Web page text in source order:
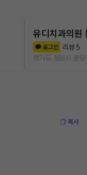
유디치과의원
로그인 리뷰5
경기도 성남시 분
복사